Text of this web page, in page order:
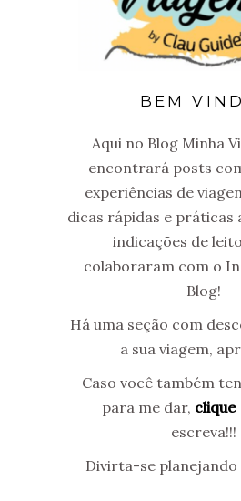
BEM
Aqui no Blog Minha
encontrará posts
experiências de
dicas rápidas e práticas
indicações de
colaboraram com o
Blog!
Há uma seção com
a sua viagem,
Caso você também
para me dar, clique
escreva!!!
Divirta-se planejando